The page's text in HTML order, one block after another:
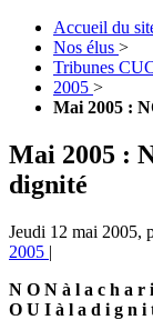
Accueil du
Nos élus >
Tribunes
2005 >
Mai 2005 :
Mai 2005 :
dignité
Jeudi 12 mai 2005,
2005 |
N O N à l a c h a r
O U I à l a d i g n i